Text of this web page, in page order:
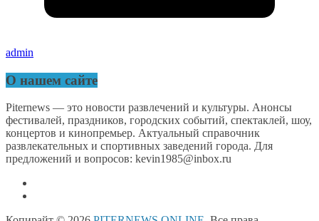
admin
О нашем сайте
Piternews — это новости развлечений и культуры. Анонсы
фестивалей, праздников, городских событий, спектаклей, шоу,
концертов и кинопремьер. Актуальный справочник
развлекательных и спортивных заведений города. Для
предложений и вопросов: kevin1985@inbox.ru